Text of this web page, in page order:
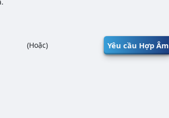
(Hoặc) Yêu cầu Hợp Âm